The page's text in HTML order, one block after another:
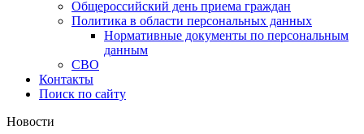
Общероссийский день приема граждан
Политика в области персональных данных
Нормативные документы по персональным
данным
СВО
Контакты
Поиск по сайту
Новости